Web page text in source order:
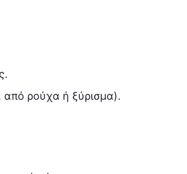
από ρούχα ή ξύρισμα).